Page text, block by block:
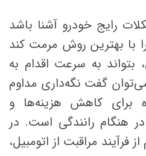
رایج خودرو آشنا باشد
با بهترین روش مرمت کند
به سرعت اقدام به
گفت نگه‌داری مداوم
برای کاهش هزینه‌ها و
هنگام رانندگی است. در
مراقبت از اتومبیل،